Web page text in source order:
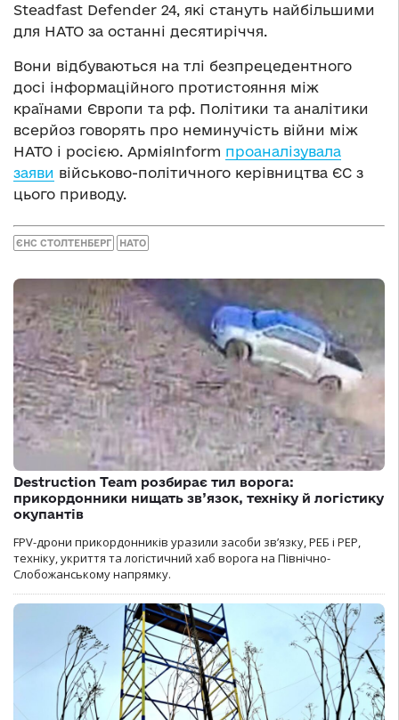
Steadfast Defender 24, які стануть найбільшими
для НАТО за останні десятиріччя.
Вони відбуваються на тлі безпрецедентного
досі інформаційного протистояння між
країнами Європи та рф. Політики та аналітики
всерйоз говорять про неминучість війни між
НАТО і росією. АрміяInform проаналізувала
заяви військово-політичного керівництва ЄС з
цього приводу.
ЄНС СТОЛТЕНБЕРГ НАТО
Destruction Team розбирає тил ворога:
прикордонники нищать зв’язок, техніку й логістику
окупантів
FPV-дрони прикордонників уразили засоби зв’язку, РЕБ і РЕР,
техніку, укриття та логістичний хаб ворога на Північно-
Слобожанському напрямку.